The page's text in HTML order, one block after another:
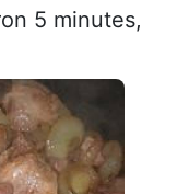
5 minutes,